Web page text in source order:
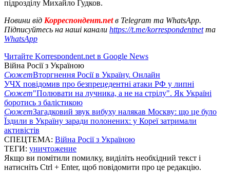
підрозділу Михайло Гудков.
Новини від Корреспондент.netв Telegram та WhatsApp.
Підписуйтесь на наші канали https://t.me/korrespondentnetта
WhatsApp
Читайте Korrespondent.net в Google News
Війна Росії з Україною
СюжетВторгнення Росії в Україну. Онлайн
УЧХ повідомив про безпрецедентні атаки РФ у липні
Сюжет"Полювати на лучника, а не на стрілу". Як Україні
боротись з балістикою
СюжетЗагадковий звук вибуху налякав Москву: що це було
Їздили в Україну заради полонених: у Кореї затримали
активістів
СПЕЦТЕМА: Війна Росії з Україною
ТЕГИ: уничтожение
Якщо ви помітили помилку, виділіть необхідний текст і
натисніть Ctrl + Enter, щоб повідомити про це редакцію.